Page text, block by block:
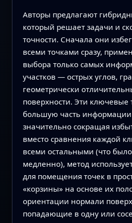
Авторы предлагают
который решает задачи и
точности. Сначала они
всеми точками сразу,
выбора только самых
участков — острых углов,
геометрически
поверхности. Эти ключевые
большую часть
значительно сокращая
вместо сравнения каждой
всеми остальными (что
медленно), метод
для помещения точек в
«корзины» на основе их
ориентации нормали
попадающие в одну или